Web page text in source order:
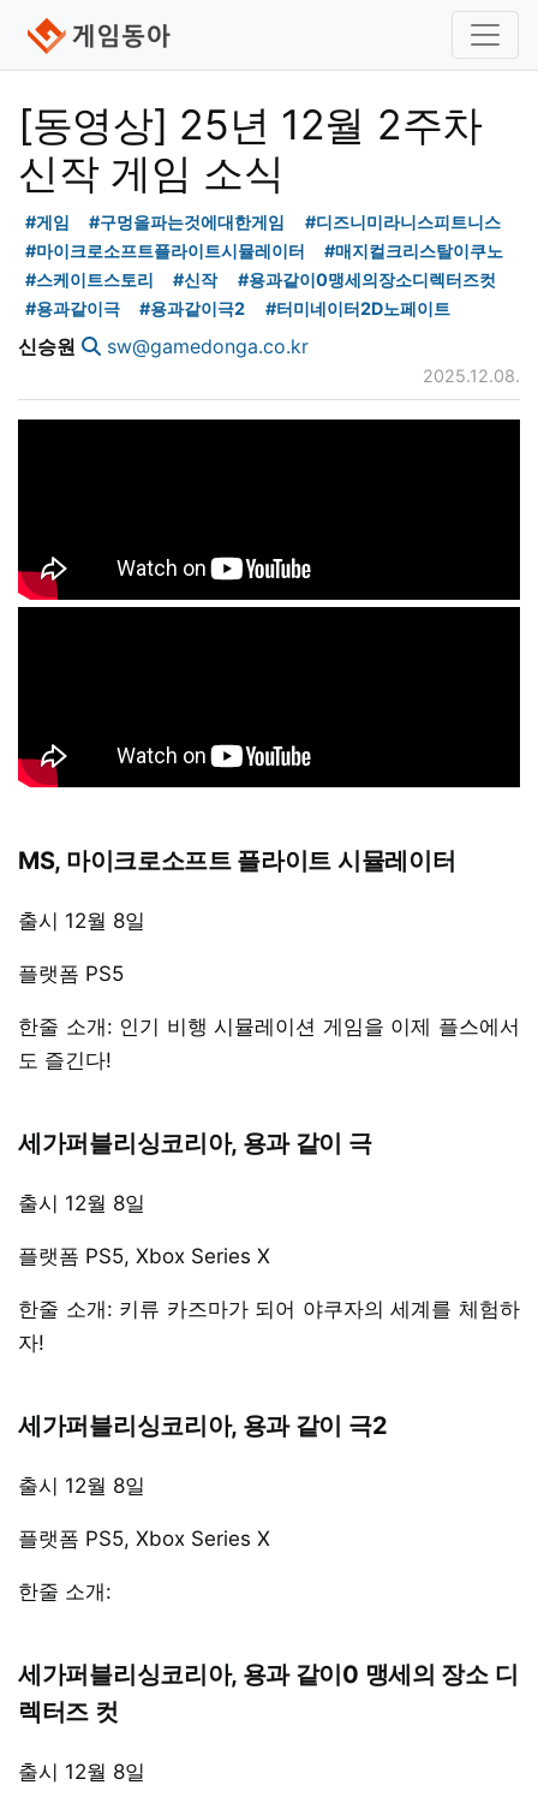
[동영상] 25년 12월 2주차
신작 게임 소식
#게임 #구멍을파는것에대한게임
#디즈니미라니스피트니스
#마이크로소프트플라이트시뮬레이터
#매지컬크리스탈이쿠노
#스케이트스토리
#신작
#용과같이0맹세의장소디렉터즈컷
#용과같이극
#용과같이극2 #터미네이터2D노페이트
신승원 sw@gamedonga.co.kr
2025.12.08.
MS, 마이크로소프트 플라이트 시뮬레이터
출시 12월 8일
플랫폼 PS5
한줄 소개: 인기 비행 시뮬레이션 게임을 이제 플스에서
도 즐긴다!
세가퍼블리싱코리아, 용과 같이 극
출시 12월 8일
플랫폼 PS5, Xbox Series X
한줄 소개: 키류 카즈마가 되어 야쿠자의 세계를 체험하
자!
세가퍼블리싱코리아, 용과 같이 극2
출시 12월 8일
플랫폼 PS5, Xbox Series X
한줄 소개:
세가퍼블리싱코리아, 용과 같이0 맹세의 장소 디
렉터즈 컷
출시 12월 8일